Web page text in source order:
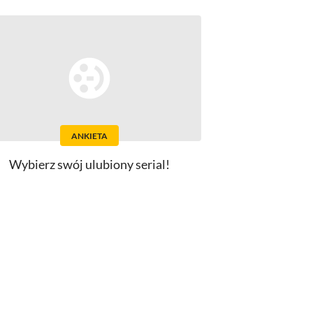
ANKIETA
Wybierz swój ulubiony serial!